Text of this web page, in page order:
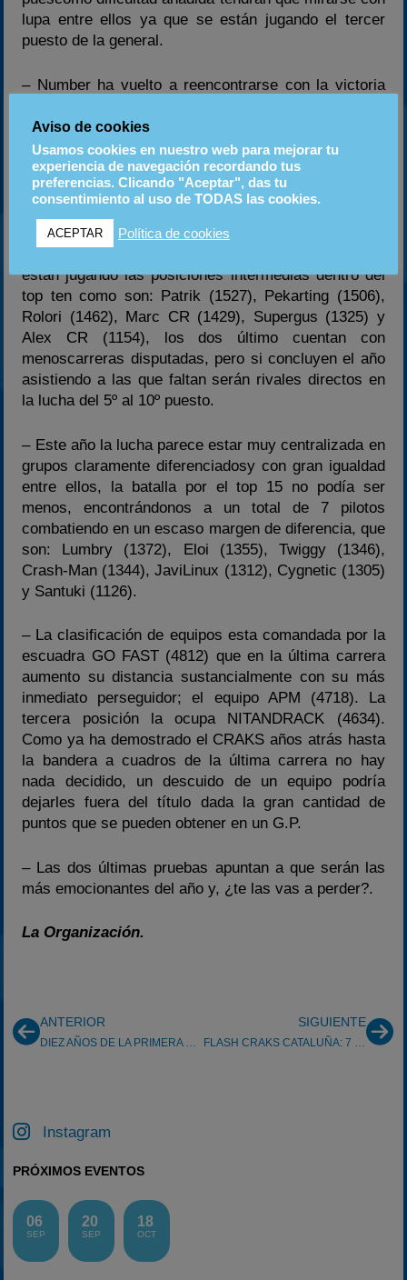
lupa entre ellos ya que se están jugando el tercer
puesto de la general.
– Number ha vuelto a reencontrarse con la victoria
segundo G.P. de la temporada 2009 celebrado en el
Circuit de Osona. Además la victoria que consiguió
en la Night Cup de Coma-Ruga hace unas semanas
por delante de Axel le sitúa como favorito para ganar
están jugando las posiciones intermedias dentro del
top ten como son: Patrik (1527), Pekarting (1506),
Rolori (1462), Marc CR (1429), Supergus (1325) y
Alex CR (1154), los dos último cuentan con
menoscarreras disputadas, pero si concluyen el año
asistiendo a las que faltan serán rivales directos en
la lucha del 5º al 10º puesto.
– Este año la lucha parece estar muy centralizada en
grupos claramente diferenciadosy con gran igualdad
entre ellos, la batalla por el top 15 no podía ser
menos, encontrándonos a un total de 7 pilotos
combatiendo en un escaso margen de diferencia, que
son: Lumbry (1372), Eloi (1355), Twiggy (1346),
Crash-Man (1344), JaviLinux (1312), Cygnetic (1305)
y Santuki (1126).
– La clasificación de equipos esta comandada por la
escuadra GO FAST (4812) que en la última carrera
aumento su distancia sustancialmente con su más
inmediato perseguidor; el equipo APM (4718). La
tercera posición la ocupa NITANDRACK (4634).
Como ya ha demostrado el CRAKS años atrás hasta
la bandera a cuadros de la última carrera no hay
nada decidido, un descuido de un equipo podría
dejarles fuera del título dada la gran cantidad de
puntos que se pueden obtener en un G.P.
– Las dos últimas pruebas apuntan a que serán las
más emocionantes del año y, ¿te las vas a perder?.
La Organización.
ANTERIOR SIGUIENTE
Instagram
PRÓXIMOS EVENTOS
06
SEP
20
SEP
18
OCT
Aviso de cookies
Usamos cookies en nuestro web para mejorar tu
experiencia de navegación recordando tus
preferencias. Clicando "Aceptar", das tu
consentimiento al uso de TODAS las cookies.
ACEPTAR Política de cookies